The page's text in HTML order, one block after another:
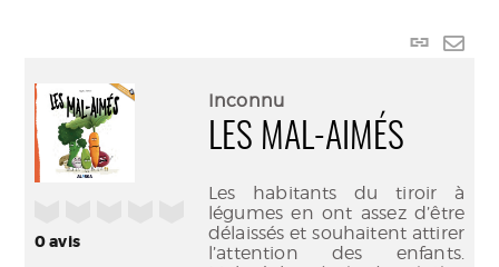
Lien
0avis
Inconnu
LES MAL-AIMÉS
Les habitants du tiroir à
légumes en ont assez d’être
délaissés et souhaitent attirer
l’attention des enfants.